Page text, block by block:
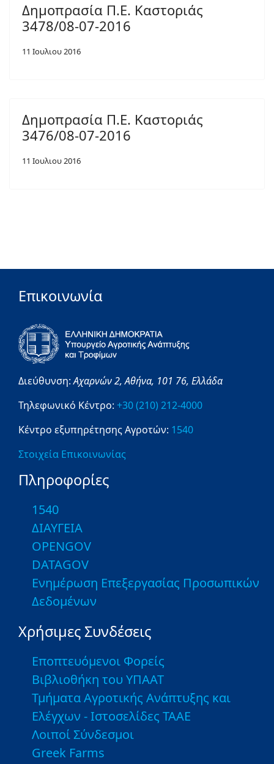
Δημοπρασία Π.Ε. Καστοριάς
3478/08-07-2016
11 Ιουλιου 2016
Δημοπρασία Π.Ε. Καστοριάς
3476/08-07-2016
11 Ιουλιου 2016
Επικοινωνία
Διεύθυνση:Αχαρνών 2,Αθήνα, 101 76, Ελλάδα
Τηλεφωνικό Κέντρο: +30 (210) 212-4000
Κέντρο εξυπηρέτησης Αγροτών: 1540
Στοιχεία Επικοινωνίας
Πληροφορίες
1540
ΔΙΑΥΓΕΙΑ
OPENGOV
DATAGOV
Ενημέρωση Επεξεργασίας Προσωπικών
Δεδομένων
Χρήσιμες Συνδέσεις
Εποπτευόμενοι Φορείς
Βιβλιοθήκη του ΥΠΑΑΤ
Τμήματα Αγροτικής Ανάπτυξης και
Ελέγχων - Ιστοσελίδες ΤΑΑΕ
Λοιποί Σύνδεσμοι
Greek Farms